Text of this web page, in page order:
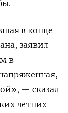
в конце
заявил
в
— сказал
летних